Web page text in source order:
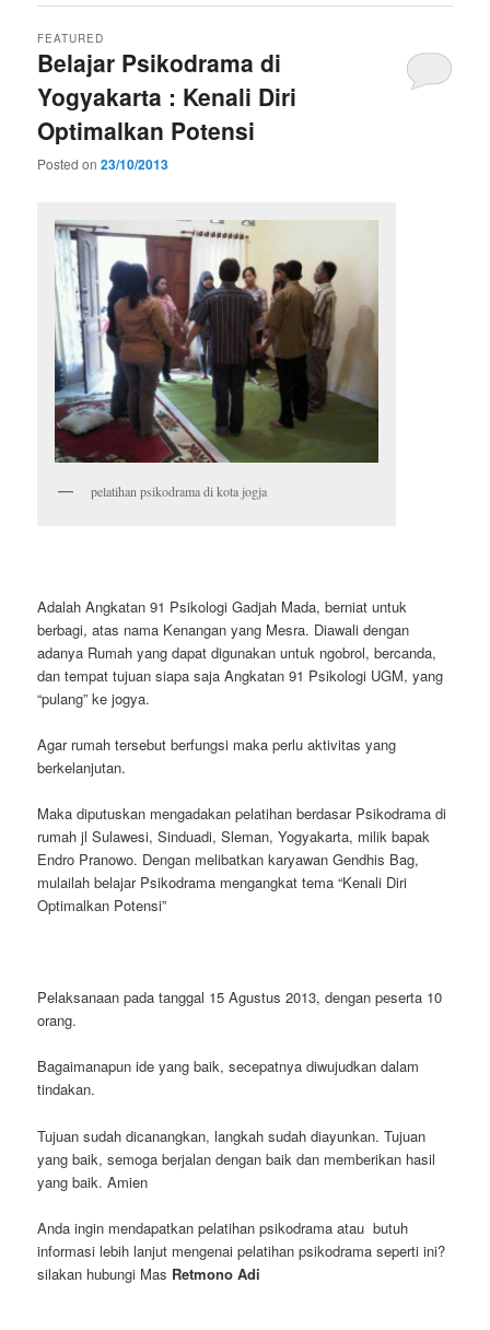
Belajar Psikodrama di
Yogyakarta : Kenali Diri
Optimalkan Potensi
FEATURED
Posted on23/10/2013
pelatihan psikodrama di kota jogja
Adalah Angkatan 91 Psikologi Gadjah Mada, berniat untuk
berbagi, atas nama Kenangan yang Mesra. Diawali dengan
adanya Rumah yang dapat digunakan untuk ngobrol, bercanda,
dan tempat tujuan siapa saja Angkatan 91 Psikologi UGM, yang
“pulang” ke jogya.
Agar rumah tersebut berfungsi maka perlu aktivitas yang
berkelanjutan.
Maka diputuskan mengadakan pelatihan berdasar Psikodrama di
rumah jl Sulawesi, Sinduadi, Sleman, Yogyakarta, milik bapak
Endro Pranowo. Dengan melibatkan karyawan Gendhis Bag,
mulailah belajar Psikodrama mengangkat tema “Kenali Diri
Optimalkan Potensi”
Pelaksanaan pada tanggal 15 Agustus 2013, dengan peserta 10
orang.
Bagaimanapun ide yang baik, secepatnya diwujudkan dalam
tindakan.
Tujuan sudah dicanangkan, langkah sudah diayunkan. Tujuan
yang baik, semoga berjalan dengan baik dan memberikan hasil
yang baik. Amien
Anda ingin mendapatkan pelatihan psikodrama atau butuh
informasi lebih lanjut mengenai pelatihan psikodrama seperti ini?
silakan hubungi Mas Retmono Adi